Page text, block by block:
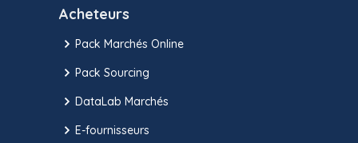
Acheteurs
Pack Marchés Online
Pack Sourcing
DataLab Marchés
E-fournisseurs